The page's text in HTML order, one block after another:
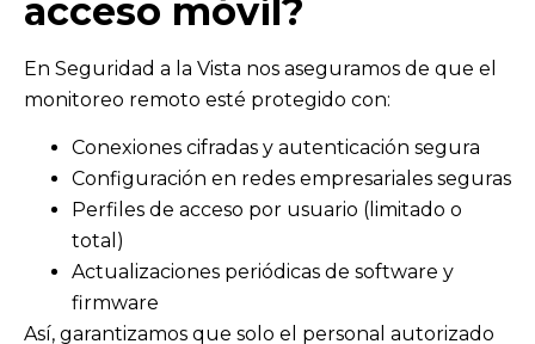
acceso móvil?
En Seguridad a la Vista nos aseguramos de que el
monitoreo remoto esté protegido con:
Conexiones cifradas y autenticación segura
Configuración en redes empresariales seguras
Perfiles de acceso por usuario (limitado o
total)
Actualizaciones periódicas de software y
firmware
Así, garantizamos que solo el personal autorizado